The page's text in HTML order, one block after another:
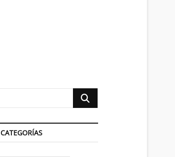
Buscar
CATEGORÍAS